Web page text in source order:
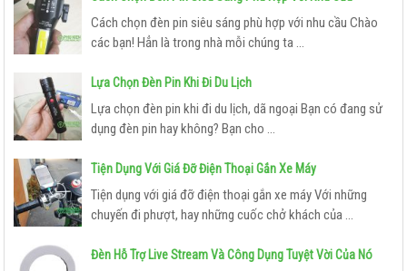
LƯU
TRỮ
USB – THẺ NHỚ
Ổ CỨNG LƯU TRỮ
CÔNG
NGHỆ
CAMERA GIÁM SÁT
Cách chọn đèn pin siêu sáng phù hợp với nhu cầu Chào
các bạn! Hẳn là trong nhà mỗi chúng ta ...
Lựa Chọn Đèn Pin Khi Đi Du Lịch
Lựa chọn đèn pin khi đi du lịch, dã ngoại Bạn có đang sử
dụng đèn pin hay không? Bạn cho ...
Tiện Dụng Với Giá Đỡ Điện Thoại Gắn Xe Máy
Tiện dụng với giá đỡ điện thoại gắn xe máy Với những
chuyến đi phượt, hay những cuốc chở khách của ...
Đèn Hỗ Trợ Live Stream Và Công Dụng Tuyệt Vời Của Nó